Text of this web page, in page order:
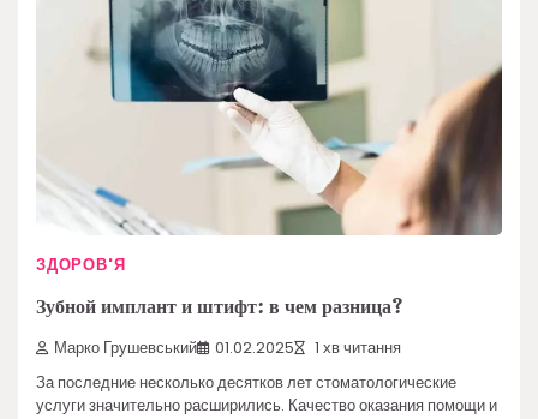
ЗДОРОВ'Я
Зубной имплант и штифт: в чем разница?
Марко Грушевський 01.02.2025 1 хв читання
За последние несколько десятков лет стоматологические
услуги значительно расширились. Качество оказания помощи и